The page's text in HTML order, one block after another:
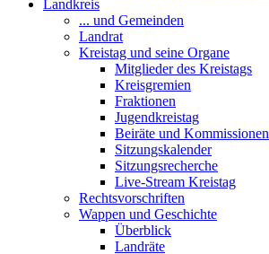
Landkreis
... und Gemeinden
Landrat
Kreistag und seine Organe
Mitglieder des Kreistags
Kreisgremien
Fraktionen
Jugendkreistag
Beiräte und Kommissionen
Sitzungskalender
Sitzungsrecherche
Live-Stream Kreistag
Rechtsvorschriften
Wappen und Geschichte
Überblick
Landräte